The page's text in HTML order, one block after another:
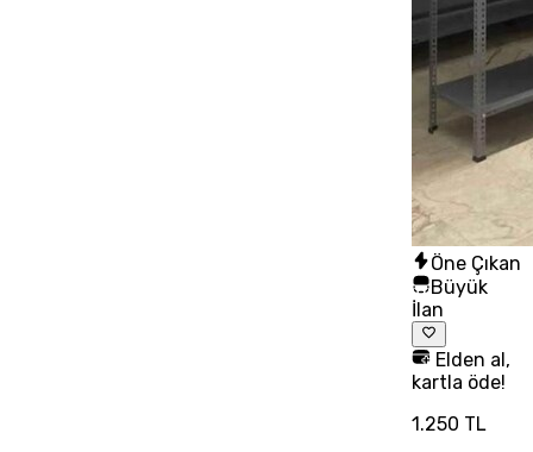
Öne Çıkan
Büyük
İlan
Elden al,
kartla öde!
1.250 TL